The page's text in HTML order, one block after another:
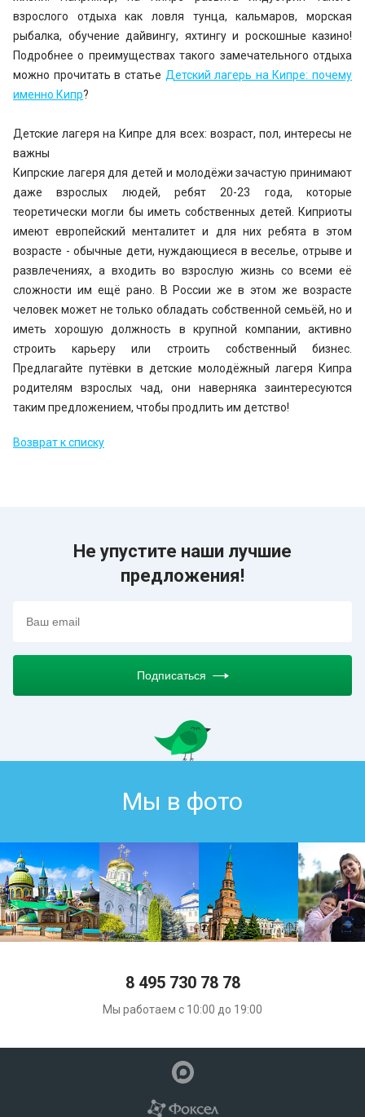
взрослого отдыха как ловля тунца, кальмаров, морская
рыбалка, обучение дайвингу, яхтингу и роскошные казино!
Подробнее о преимуществах такого замечательного отдыха
можно прочитать в статье Детский лагерь на Кипре: почему
именно Кипр?
Детские лагеря на Кипре для всех: возраст, пол, интересы не
важны
Кипрские лагеря для детей и молодёжи зачастую принимают
даже взрослых людей, ребят 20-23 года, которые
теоретически могли бы иметь собственных детей. Киприоты
имеют европейский менталитет и для них ребята в этом
возрасте - обычные дети, нуждающиеся в веселье, отрыве и
развлечениях, а входить во взрослую жизнь со всеми её
сложности им ещё рано. В России же в этом же возрасте
человек может не только обладать собственной семьёй, но и
иметь хорошую должность в крупной компании, активно
строить карьеру или строить собственный бизнес.
Предлагайте путёвки в детские молодёжный лагеря Кипра
родителям взрослых чад, они наверняка заинтересуются
таким предложением, чтобы продлить им детство!
Возврат к списку
Не упустите наши лучшие
предложения!
Подписаться
Мы в фото
8 495 730 78 78
Мы работаем с 10:00 до 19:00